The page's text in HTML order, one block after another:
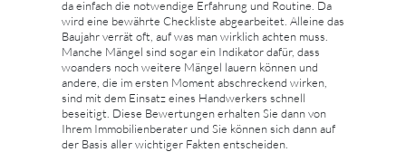
da einfach die notwendige Erfahrung und Routine. Da
wird eine bewährte Checkliste abgearbeitet. Alleine das
Baujahr verrät oft, auf was man wirklich achten muss.
Manche Mängel sind sogar ein Indikator dafür, dass
woanders noch weitere Mängel lauern können und
andere, die im ersten Moment abschreckend wirken,
sind mit dem Einsatz eines Handwerkers schnell
beseitigt. Diese Bewertungen erhalten Sie dann von
Ihrem Immobilienberater und Sie können sich dann auf
der Basis aller wichtiger Fakten entscheiden.